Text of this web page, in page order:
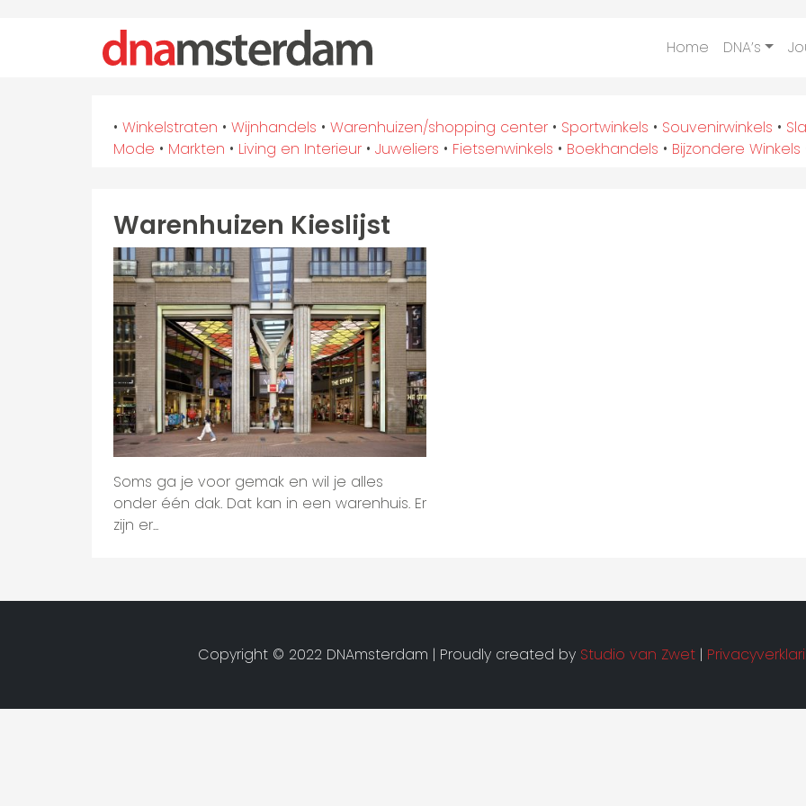
Home DNA’s
• Winkelstraten • Wijnhandels • Warenhuizen/shopping center • Sportwinkels • Souvenirwinkels •
Mode • Markten • Living en Interieur • Juweliers • Fietsenwinkels • Boekhandels • Bijzondere Winkels
Warenhuizen Kieslijst
Soms ga je voor gemak en wil je alles
onder één dak. Dat kan in een warenhuis. Er
zijn er...
Copyright © 2022 DNAmsterdam | Proudly created by Studio van Zwet |